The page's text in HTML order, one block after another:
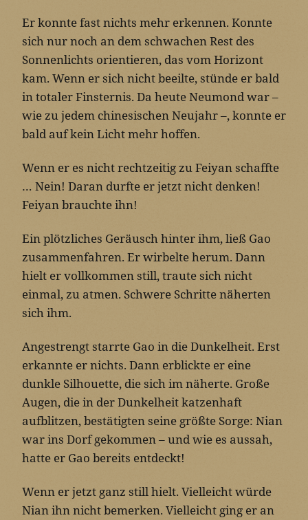
Er konnte fast nichts mehr erkennen. Konnte
sich nur noch an dem schwachen Rest des
Sonnenlichts orientieren, das vom Horizont
kam. Wenn er sich nicht beeilte, stünde er bald
in totaler Finsternis. Da heute Neumond war –
wie zu jedem chinesischen Neujahr –, konnte er
bald auf kein Licht mehr hoffen.
Wenn er es nicht rechtzeitig zu Feiyan schaffte
… Nein! Daran durfte er jetzt nicht denken!
Feiyan brauchte ihn!
Ein plötzliches Geräusch hinter ihm, ließ Gao
zusammenfahren. Er wirbelte herum. Dann
hielt er vollkommen still, traute sich nicht
einmal, zu atmen. Schwere Schritte näherten
sich ihm.
Angestrengt starrte Gao in die Dunkelheit. Erst
erkannte er nichts. Dann erblickte er eine
dunkle Silhouette, die sich im näherte. Große
Augen, die in der Dunkelheit katzenhaft
aufblitzen, bestätigten seine größte Sorge: Nian
war ins Dorf gekommen – und wie es aussah,
hatte er Gao bereits entdeckt!
Wenn er jetzt ganz still hielt. Vielleicht würde
Nian ihn nicht bemerken. Vielleicht ging er an